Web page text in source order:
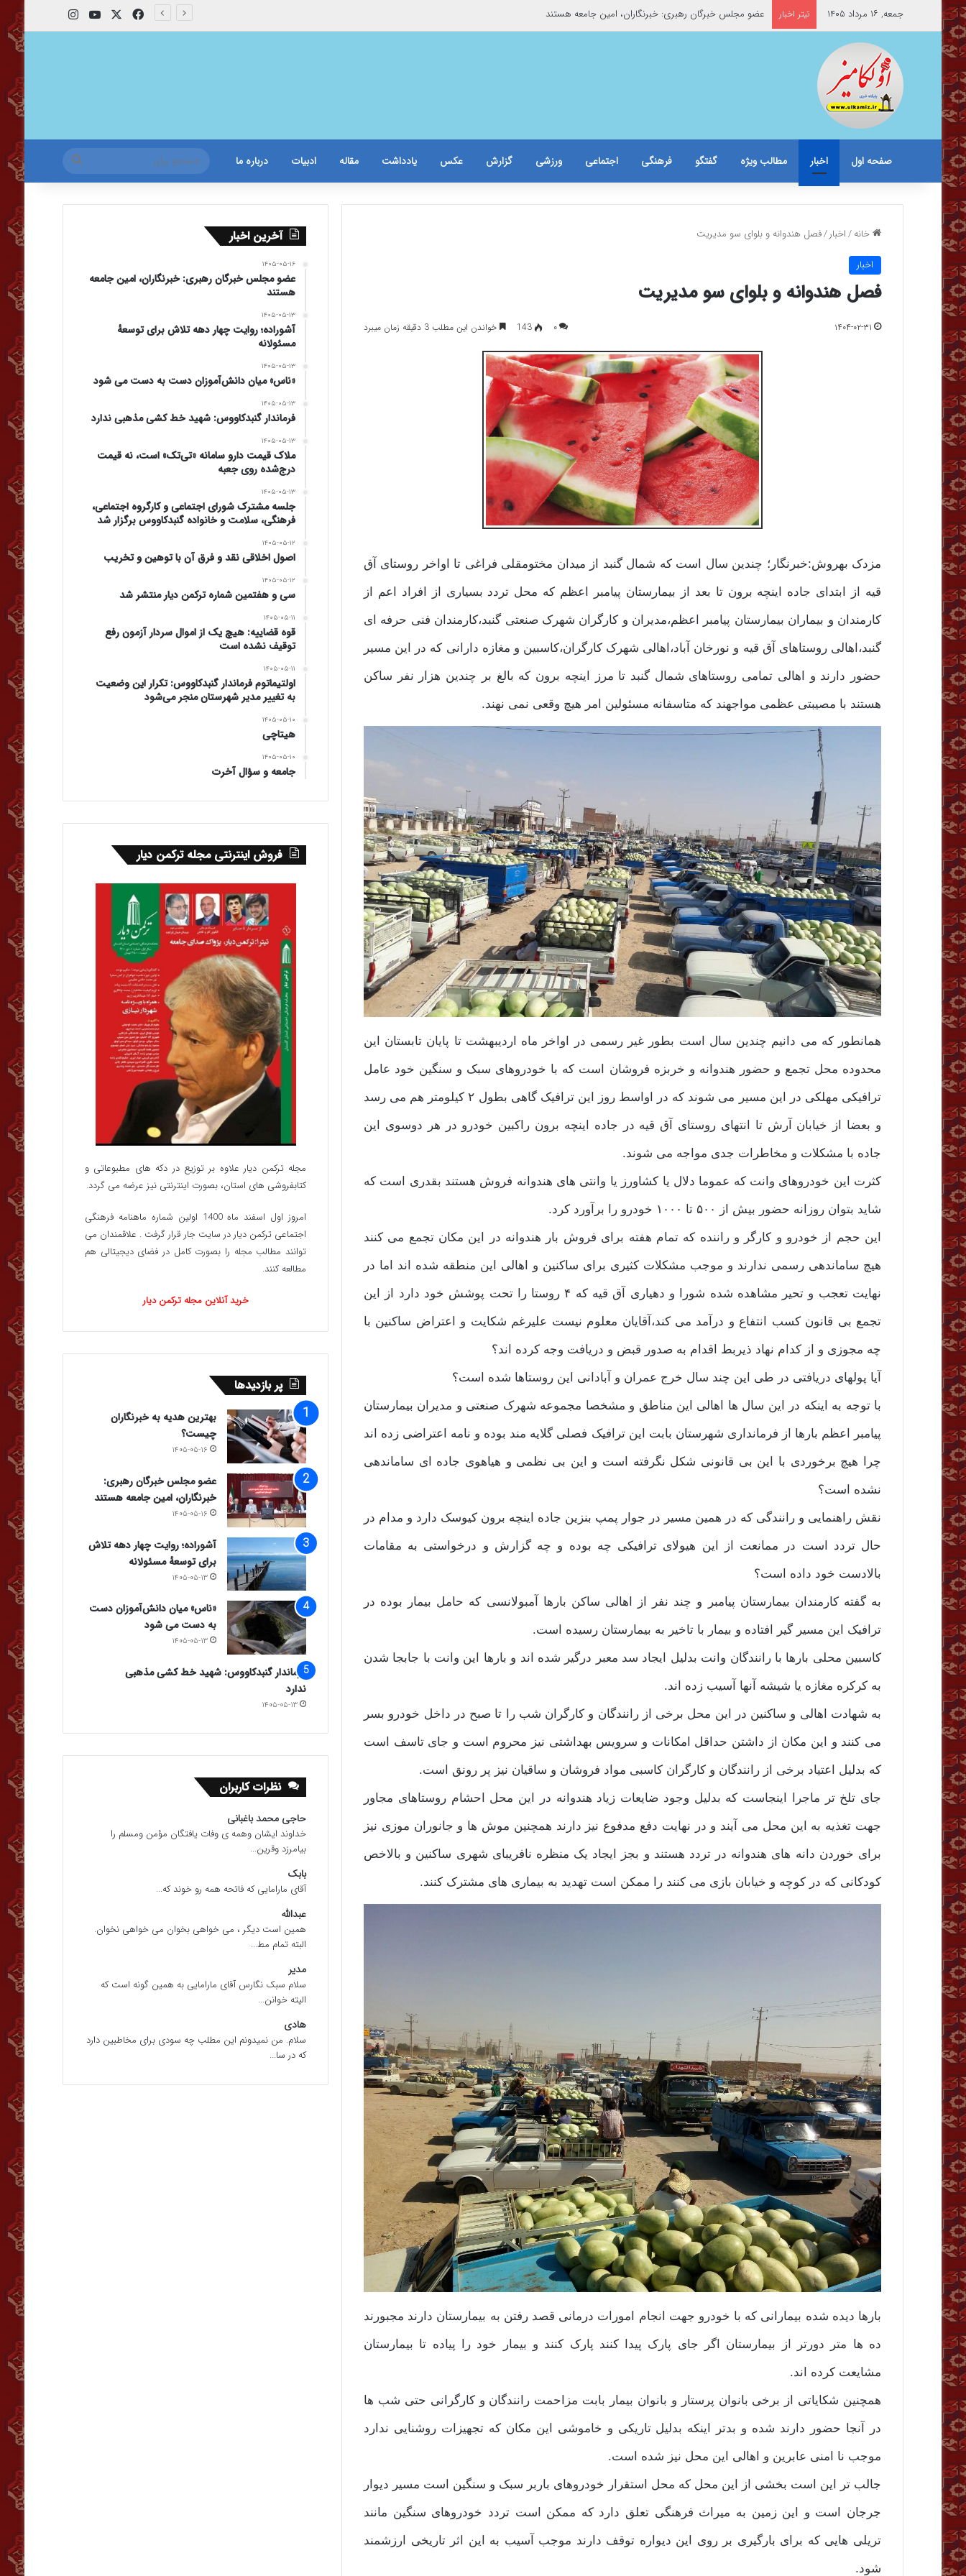
جمعه, ۱۶ مرداد ۱۴۰۵ تیتر اخبار عضو مجلس خبرگان رهبری: خبرنگاران، امین جامعه هستند فیس بوکیوتیوباینستاگرام
صفحه اول اخبار مطالب ویژه گفتگو فرهنگی اجتماعی ورزشی گزارش عکس یادداشت مقاله ادبیات درباره ما
جستجو
برای
خانه/اخبار/فصل هندوانه و بلوای سو مدیریت
اخبار
فصل هندوانه و بلوای سو مدیریت
۱۴۰۴-۰۲-۳۱ ۰ 143 خواندن این مطلب 3 دقیقه زمان میبرد
مزدک بهروش:خبرنگار؛ چندین سال است که شمال گنبد از میدان مختومقلی فراغی تا اواخر روستای آق
قیه از ابتدای جاده اینچه برون تا بعد از بیمارستان پیامبر اعظم که محل تردد بسیاری از افراد اعم از
کارمندان و بیماران بیمارستان پیامبر اعظم،مدیران و کارگران شهرک صنعتی گنبد،کارمندان فنی حرفه ای
گنبد،اهالی روستاهای آق قیه و نورخان آباد،اهالی شهرک کارگران،کاسبین و مغازه دارانی که در این مسیر
حضور دارند و اهالی تمامی روستاهای شمال گنبد تا مرز اینچه برون که بالغ بر چندین هزار نفر ساکن
هستند با مصیبتی عظمی مواجهند که متاسفانه مسئولین امر هیچ وقعی نمی نهند.
همانطور که می دانیم چندین سال است بطور غیر رسمی در اواخر ماه اردیبهشت تا پایان تابستان این
محدوده محل تجمع و حضور هندوانه و خربزه فروشان است که با خودروهای سبک و سنگین خود عامل
ترافیکی مهلکی در این مسیر می شوند که در اواسط روز این ترافیک گاهی بطول ۲ کیلومتر هم می رسد
و بعضا از خیابان آرش تا انتهای روستای آق قیه در جاده اینچه برون راکبین خودرو در هر دو‌سوی این
جاده با مشکلات و مخاطرات جدی مواجه می شوند.
کثرت این خودروهای وانت که عموما دلال یا کشاورز یا وانتی های هندوانه فروش هستند بقدری است که
شاید بتوان روزانه حضور بیش از ۵۰۰ تا ۱۰۰۰ خودرو را برآورد کرد.
این حجم از خودرو و کارگر و راننده که تمام هفته برای فروش بار هندوانه در این مکان تجمع می کنند
هیچ ساماندهی رسمی ندارند و موجب مشکلات کثیری برای ساکنین و اهالی این منطقه شده اند اما در
نهایت تعجب و تحیر مشاهده شده شورا و دهیاری آق قیه که ۴ روستا را تحت پوشش خود دارد از این
تجمع بی قانون کسب انتفاع و درآمد می کند،آقایان معلوم نیست علیرغم شکایت و اعتراض ساکنین با
چه مجوزی و از کدام نهاد ذیربط اقدام به صدور قبض و دریافت وجه کرده اند؟
آیا پولهای دریافتی در طی این چند سال خرج عمران و آبادانی این روستاها شده است؟
با توجه به اینکه در این سال ها اهالی این مناطق و مشخصا مجموعه شهرک صنعتی و مدیران بیمارستان
پیامبر اعظم بارها از فرمانداری شهرستان بابت این ترافیک فصلی گلایه مند بوده و نامه اعتراضی زده اند
چرا هیچ برخوردی با این بی قانونی شکل نگرفته است و این بی نظمی و هیاهوی جاده ای ساماندهی
نشده است؟
نقش راهنمایی و رانندگی که در همین مسیر در جوار پمپ بنزین جاده اینچه برون کیوسک دارد و مدام در
حال تردد است در ممانعت از این هیولای ترافیکی چه بوده و چه گزارش و درخواستی به مقامات
بالادست خود داده است؟
به گفته کارمندان بیمارستان پیامبر و چند نفر از اهالی ساکن بارها آمبولانسی که حامل بیمار بوده در
ترافیک این مسیر گیر افتاده و بیمار با تاخیر به بیمارستان رسیده است.
کاسبین محلی بارها با رانندگان وانت بدلیل ایجاد سد معبر درگیر شده اند و بارها این وانت با جابجا شدن
به کرکره مغازه یا شیشه آنها آسیب زده اند.
به شهادت اهالی و ساکنین در این محل برخی از رانندگان و کارگران شب را تا صبح در داخل خودرو بسر
می کنند و این مکان از داشتن حداقل امکانات و سرویس بهداشتی نیز محروم است و جای تاسف است
که بدلیل اعتیاد برخی از رانندگان و کارگران کاسبی مواد فروشان و ساقیان نیز پر رونق است.
جای تلخ تر ماجرا اینجاست که بدلیل وجود ضایعات زیاد هندوانه در این محل احشام روستاهای مجاور
جهت تغذیه به این محل می آیند و در نهایت دفع مدفوع نیز دارند همچنین موش ها و جانوران موزی نیز
برای خوردن دانه های هندوانه در تردد هستند و بجز ایجاد یک منظره نافریبای شهری ساکنین و بالاخص
کودکانی که در کوچه و خیابان بازی می کنند را ممکن است تهدید به بیماری های مشترک کنند.
بارها دیده شده بیمارانی که با خودرو جهت انجام امورات درمانی قصد رفتن به بیمارستان دارند مجبورند
ده ها متر دورتر از بیمارستان اگر جای پارک پیدا کنند پارک کنند و بیمار خود را پیاده تا بیمارستان
مشایعت کرده اند.
همچنین شکایاتی از برخی بانوان پرستار و بانوان بیمار بابت مزاحمت رانندگان و کارگرانی حتی شب ها
در آنجا حضور دارند شده و بدتر اینکه بدلیل تاریکی و خاموشی این مکان که تجهیزات روشنایی ندارد
موجب نا امنی عابرین و اهالی این محل نیز شده است.
جالب تر این است بخشی از این محل که محل استقرار خودروهای باربر سبک و سنگین است مسیر دیوار
جرجان است و این زمین به میراث فرهنگی تعلق دارد که ممکن است تردد خودروهای سنگین مانند
تریلی هایی که برای بارگیری بر روی این دیواره توقف دارند موجب آسیب به این اثر تاریخی ارزشمند
شود.
آخرین اخبار
۱۴۰۵-۰۵-۱۶
عضو مجلس خبرگان رهبری: خبرنگاران، امین جامعه
هستند
۱۴۰۵-۰۵-۱۳
آشوراده؛ روایت چهار دهه تلاش برای توسعهٔ
مسئولانه
۱۴۰۵-۰۵-۱۳
«ناس» میان دانش‌آموزان دست به دست می شود
۱۴۰۵-۰۵-۱۳
فرماندار گنبدکاووس: شهید خط کشی مذهبی ندارد
۱۴۰۵-۰۵-۱۳
ملاک قیمت دارو سامانه «تی‌تک» است، نه قیمت
درج‌شده روی جعبه
۱۴۰۵-۰۵-۱۳
جلسه مشترک شورای اجتماعی و کارگروه اجتماعی،
فرهنگی، سلامت و خانواده گنبدکاووس برگزار شد
۱۴۰۵-۰۵-۱۲
اصول اخلاقی نقد و فرق آن با توهین و تخریب
۱۴۰۵-۰۵-۱۲
سی و هفتمین شماره ترکمن دیار منتشر شد
۱۴۰۵-۰۵-۱۱
قوه قضاییه: هیچ یک از اموال سردار آزمون رفع
توقیف نشده است
۱۴۰۵-۰۵-۱۱
اولتیماتوم فرماندار گنبدکاووس: تکرار این وضعیت
به تغییر مدیر شهرستان منجر می‌شود
۱۴۰۵-۰۵-۱۰
هیتاچی
۱۴۰۵-۰۵-۱۰
جامعه و سؤال آخرت
فروش اینترنتی مجله ترکمن دیار
مجله ترکمن دیار علاوه بر توزیع در دکه های مطبوعاتی و
کتابفروشی های استان، بصورت اینترنتی نیز عرضه می گردد.‌
امروز اول اسفند ماه 1400 اولین شماره ماهنامه فرهنگی
اجتماعی ترکمن دیار در سایت جار قرار گرفت . علاقمندان می
توانند مطالب مجله را بصورت کامل در فضای دیجیتالی هم
مطالعه کنند.
خرید آنلاین مجله ترکمن دیار
پر بازدیدها
بهترین هدیه به خبرنگاران
چیست؟
۱۴۰۵-۰۵-۱۶
عضو مجلس خبرگان رهبری:
خبرنگاران، امین جامعه هستند
۱۴۰۵-۰۵-۱۶
آشوراده؛ روایت چهار دهه تلاش
برای توسعهٔ مسئولانه
۱۴۰۵-۰۵-۱۳
«ناس» میان دانش‌آموزان دست
به دست می شود
۱۴۰۵-۰۵-۱۳
فرماندار گنبدکاووس: شهید خط کشی مذهبی
ندارد
۱۴۰۵-۰۵-۱۳
نظرات کاربران
حاجی محمد باغبانی
خداوند ایشان وهمه ی وفات یافتگان مؤمن ومسلم را
بیامرزد وقرین...
بابک
آقای مارامایی که فاتحه همه رو خوند که...
عبدالله
همین است دیگر ، می خواهی بخوان می خواهی نخوان.
البته تمام مط...
مدیر
سلام سبک نگارس آقای مارامایی به همین گونه است که
الیته خوانن...
هادی
سلام. من نمیدونم این مطلب چه سودی برای مخاطبین دارد
که در سا...